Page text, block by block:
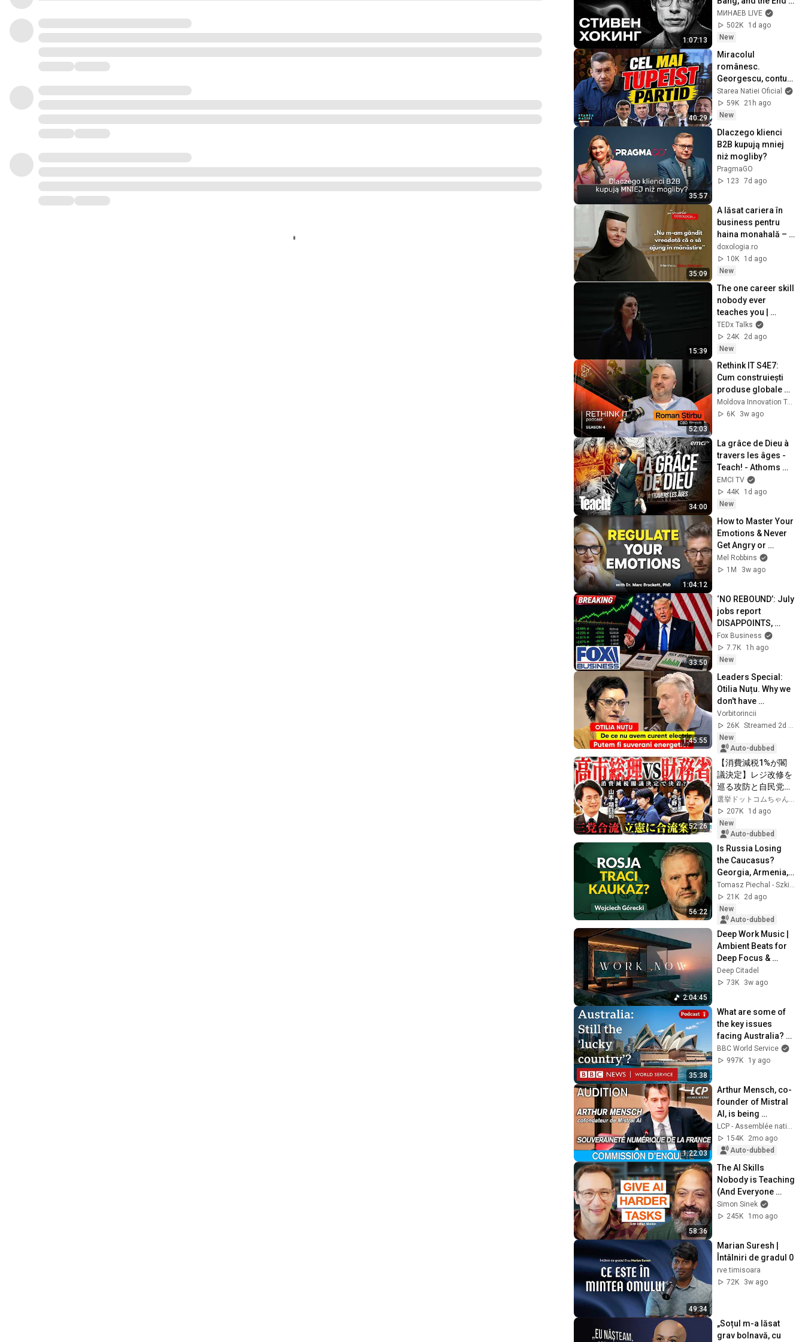
1:07:13
of the Universe /
Idol Stories /
MINAEV
МИНАЕВ LIVE
502K
1d ago
New
40:29
Miracolul
românesc.
Georgescu, conturi
în euro și leul
dacic. S-a supărat
Lia! Starea Nației
Starea Natiei Oficial
59K
21h ago
New
35:57
Dlaczego klienci
B2B kupują mniej
niż mogliby?
PragmaGO
123
7d ago
35:09
A lăsat cariera în
business pentru
haina monahală –
povestea Maicii
Starețe Ambrozia
doxologia.ro
10K
1d ago
New
15:39
The one career skill
nobody ever
teaches you |
Marina Zayats |
TEDxFS
TEDx Talks
24K
2d ago
New
52:03
Rethink IT S4E7:
Cum construiești
produse globale
din Moldova? |
Roman Știrbu, CEO
Moldova Innovation Technology Park
6K
3w ago
34:00
La grâce de Dieu à
travers les âges -
Teach! - Athoms
Mbuma
EMCI TV
44K
1d ago
New
1:04:12
How to Master Your
Emotions & Never
Get Angry or
Bothered by
Anyone
Mel Robbins
1M
3w ago
33:50
‘NO REBOUND’: July
jobs report
DISAPPOINTS,
market SOARS
Fox Business
7.7K
1h ago
New
1:45:55
Leaders Special:
Otilia Nuțu. Why we
don't have
electricity. Can we
be energy
sovereign?
Vorbitorincii
26K
Streamed 2d ago
New
Auto-dubbed
52:26
【消費減税1%が閣
議決定】レジ改修を
巡る攻防と自民党内
の激しい葛藤／中
道・立憲・公明の3
党合流構想に浮上し
た「第4の選択肢」
とは？【今野忍×山
本期日前】｜選挙ド
ットコム
選挙ドットコムちゃんねる
207K
1d ago
New
Auto-dubbed
56:22
Is Russia Losing
the Caucasus?
Georgia, Armenia,
Azerbaijan, and
Geopolitics.
Wojciech Górecki |
...
Tomasz Piechal - Szkice Wschodnie
21K
2d ago
New
Auto-dubbed
2:04:45
Deep Work Music |
Ambient Beats for
Deep Focus &
Concentration |
Productivity Study
Deep Citadel
73K
3w ago
35:38
What are some of
the key issues
facing Australia? -
World Questions
podcast, BBC World
BBC World Service
997K
1y ago
1:22:03
Arthur Mensch, co-
founder of Mistral
AI, is being
questioned at the
National Assembly
- 12/05/2026
LCP - Assemblée nationale
154K
2mo ago
Auto-dubbed
58:36
The AI Skills
Nobody is Teaching
(And Everyone
Needs) | AI Expert
Ethan Mollick
Simon Sinek
245K
1mo ago
49:34
Marian Suresh |
Întâlniri de gradul 0
rve.timisoara
72K
3w ago
„Soțul m-a lăsat
grav bolnavă, cu